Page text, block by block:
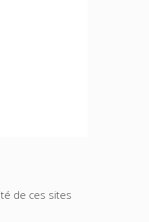
de ces sites